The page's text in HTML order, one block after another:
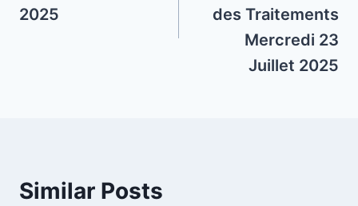
2025
des Traitements
Mercredi 23
Juillet 2025
Similar Posts